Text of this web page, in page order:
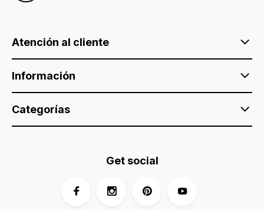
Atención al cliente
Información
Categorías
Get social